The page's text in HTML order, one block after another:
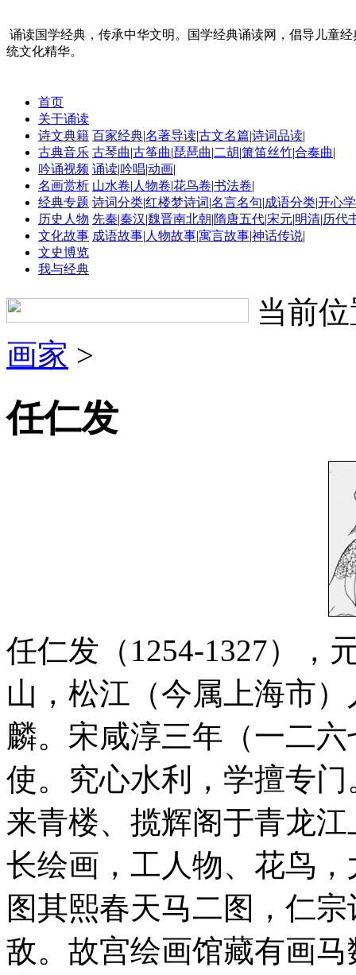
诵读国学经典，传承中华文明。国学经典诵读网，倡导儿童
统文化精华。
首页
关于诵读
诗文典籍 百家经典|名著导读|古文名篇|诗词品读|
古典音乐 古琴曲|古筝曲|琵琶曲|二胡|箫笛丝竹|合奏曲|
吟诵视频 诵读|吟唱|动画|
名画赏析 山水卷| 人物卷|花鸟卷|书法卷|
经典专题 诗词分类|红楼梦诗词|名言名句|成语分类|开心
历史人物 先秦|秦汉|魏晋南北朝|隋唐五代|宋元|明清|历代
文化故事 成语故事| 人物故事|寓言故事|神话传说|
文史博览
我与经典
当前
画家 >
任仁发
任仁发（1254-1327），
山，松江（今属上海市
麟。宋咸淳三年（一二
使。究心水利，学擅专
来青楼、揽辉阁于青龙
长绘画，工人物、花鸟
图其熙春天马二图，仁
敌。故宫绘画馆藏有画